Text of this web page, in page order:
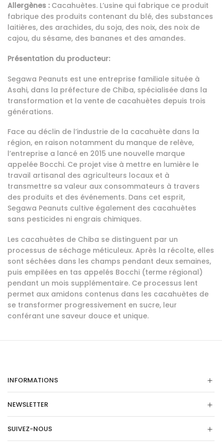
Allergènes : Cacahuètes. L’usine qui fabrique ce produit
fabrique des produits contenant du blé, des substances
laitières, des arachides, du soja, des noix, des noix de
cajou, du sésame, des bananes et des amandes.
Présentation du producteur:
Segawa Peanuts est une entreprise familiale située à
Asahi, dans la préfecture de Chiba, spécialisée dans la
transformation et la vente de cacahuètes depuis trois
générations.
Face au déclin de l’industrie de la cacahuète dans la
région, en raison notamment du manque de relève,
l’entreprise a lancé en 2015 une nouvelle marque
appelée Bocchi. Ce projet vise à mettre en lumière le
travail artisanal des agriculteurs locaux et à
transmettre sa valeur aux consommateurs à travers
des produits et des événements. Dans cet esprit,
Segawa Peanuts cultive également des cacahuètes
sans pesticides ni engrais chimiques.
Les cacahuètes de Chiba se distinguent par un
processus de séchage méticuleux. Après la récolte, elles
sont séchées dans les champs pendant deux semaines,
puis empilées en tas appelés Bocchi (terme régional)
pendant un mois supplémentaire. Ce processus lent
permet aux amidons contenus dans les cacahuètes de
se transformer progressivement en sucre, leur
conférant une saveur douce et unique.
INFORMATIONS
NEWSLETTER
SUIVEZ-NOUS